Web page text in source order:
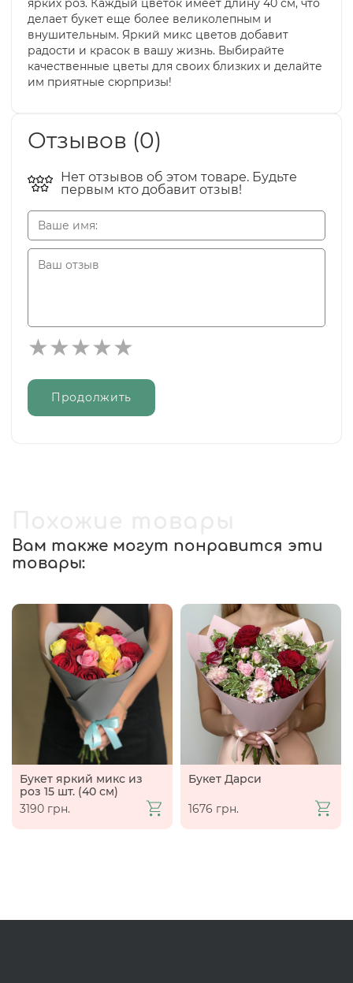
ярких роз. Каждый цветок имеет длину 40 см, что
делает букет еще более великолепным и
внушительным. Яркий микс цветов добавит
радости и красок в вашу жизнь. Выбирайте
качественные цветы для своих близких и делайте
им приятные сюрпризы!
Отзывов (0)
Нет отзывов об этом товаре. Будьте
первым кто добавит отзыв!
Продолжить
Вам также могут понравится эти
товары:
Букет яркий микс из
роз 15 шт. (40 см)
3190 грн.
Букет Дарси
1676 грн.